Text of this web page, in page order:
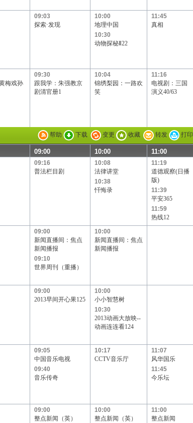
09:03
探索·发现
10:00
地理中国
10:30
动物探秘Ⅱ22
11:45
真相
梅戏孙
09:30
跟我学：朱强教京
剧清官册1
10:04
锦绣梨园：一路欢
笑
11:16
电视剧：三国
演义40/63
帮助 下载 变更 收藏 转发 打印
09:00 10:00 11:00
09:16
普法栏目剧
10:08
法律讲堂
10:38
忏悔录
11:19
道德观察(日播
版)
11:39
平安365
11:59
热线12
09:00
新闻直播间：焦点
新闻播报
09:10
世界周刊（重播）
10:00
新闻直播间：焦点
新闻播报
09:00
2013早间开心果125
10:00
小小智慧树
10:30
2013动画大放映--
动画连连看124
09:05
中国音乐电视
09:40
音乐传奇
10:17
CCTV音乐厅
11:07
风华国乐
11:45
今乐坛
09:00
整点新闻（英）
10:00
整点新闻（英）
11:00
整点新闻